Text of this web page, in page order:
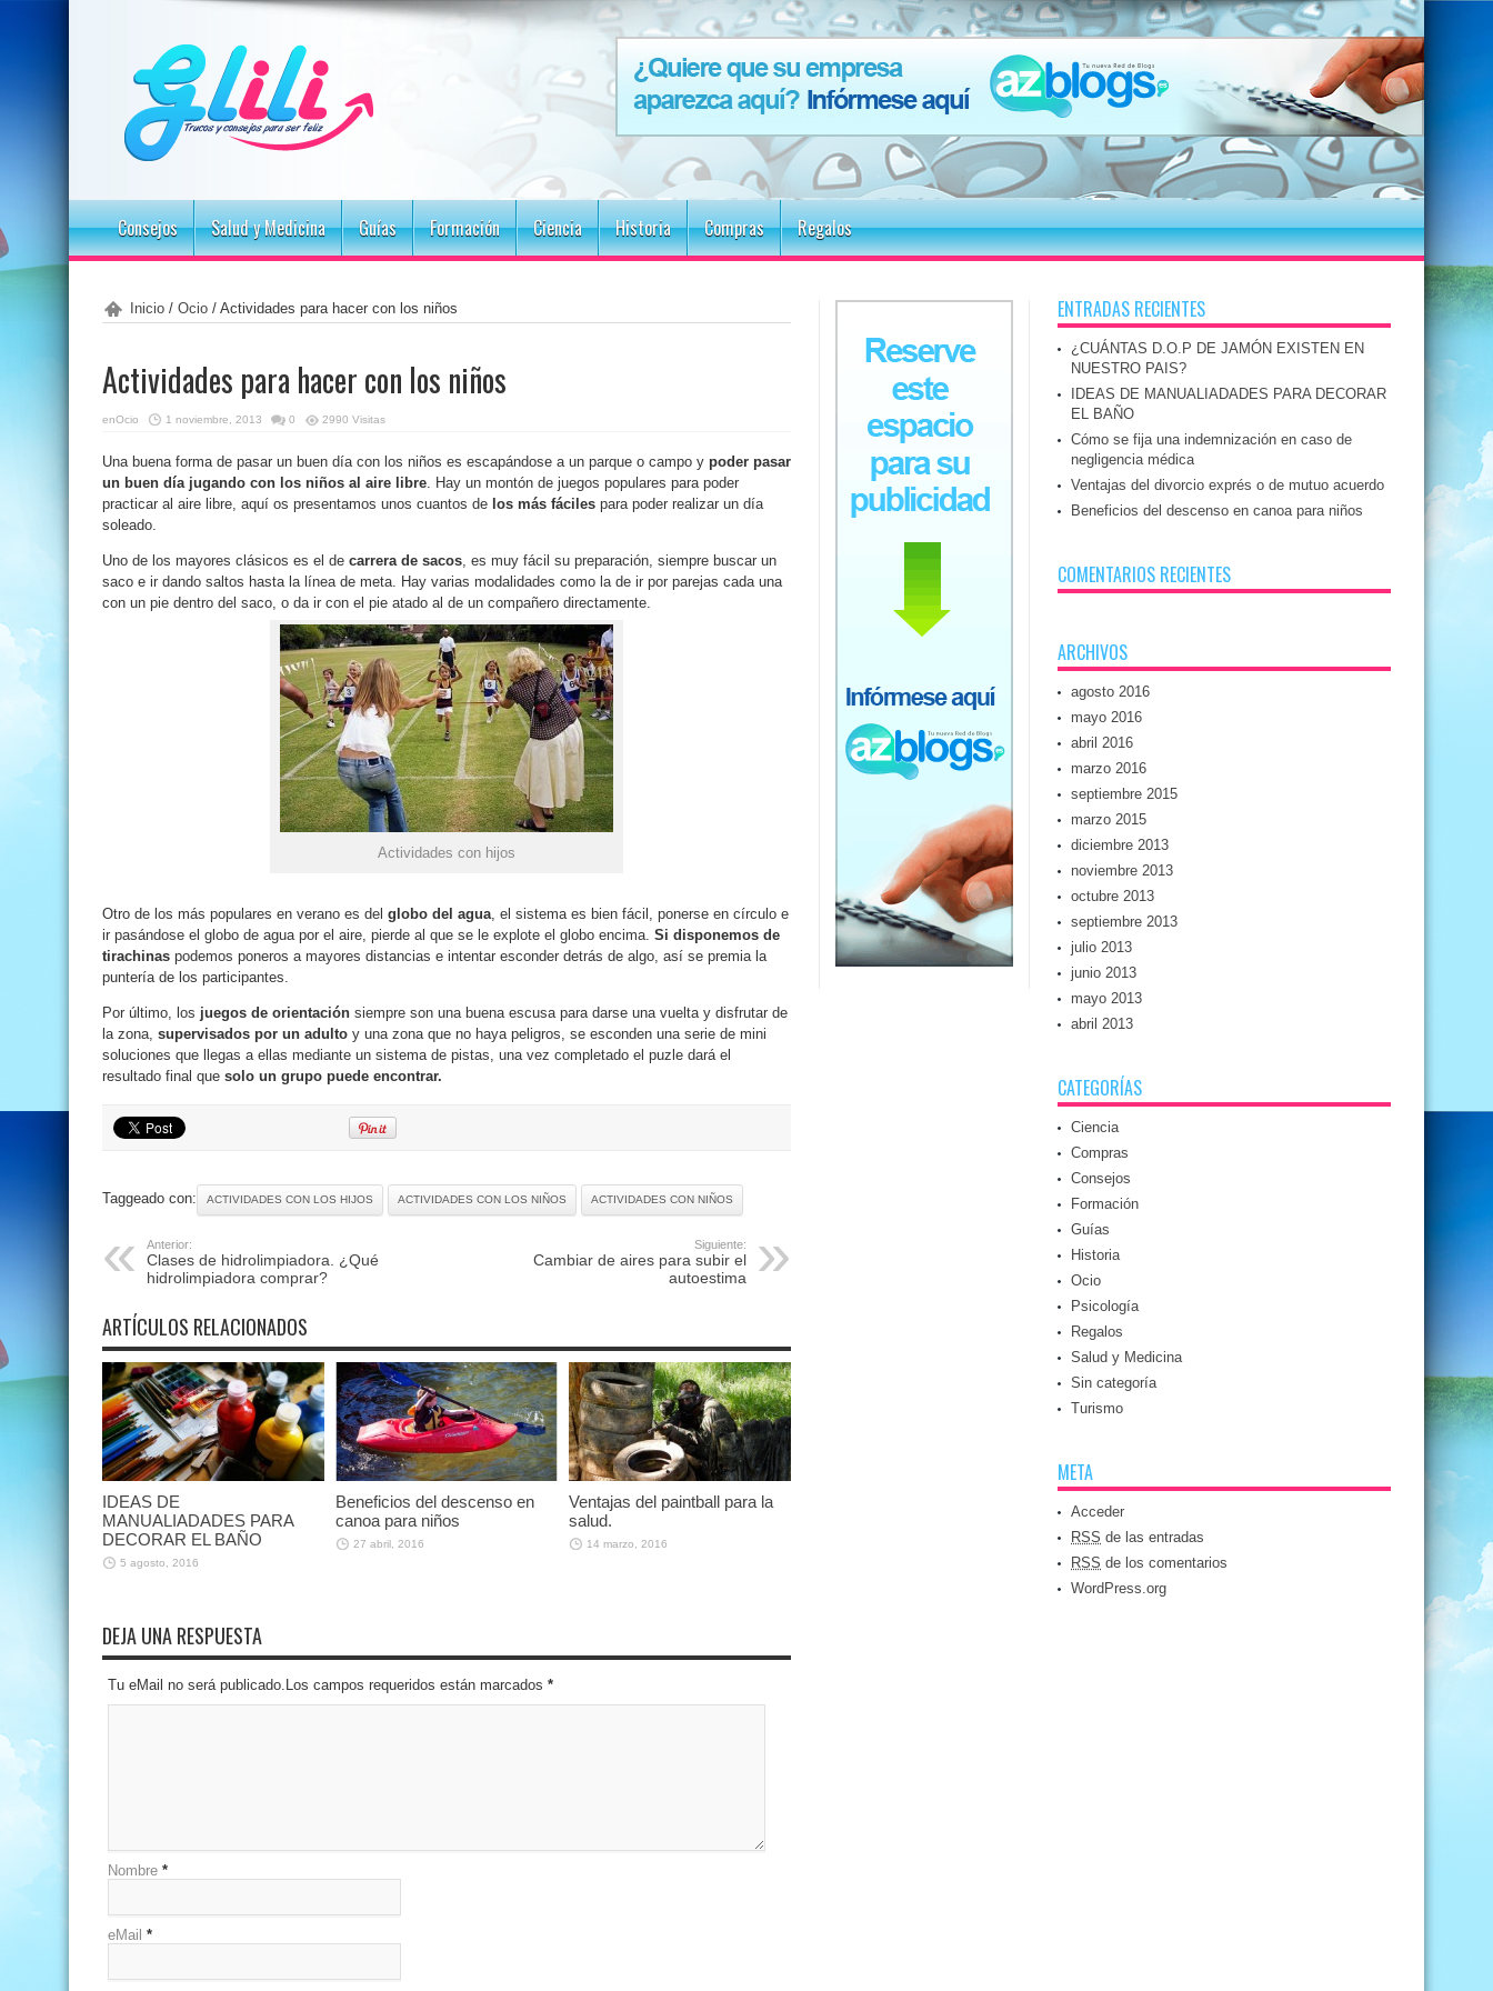
Consejos Salud y Medicina Guías Formación Ciencia Historia Compras Regalos
Inicio / Ocio / Actividades para hacer con los niños
Actividades para hacer con los niños
enOcio 1 noviembre, 2013 0 2990 Visitas
Una buena forma de pasar un buen día con los niños es escapándose a un parque o campo y poder pasar
un buen día jugando con los niños al aire libre . Hay un montón de juegos populares para poder
practicar al aire libre, aquí os presentamos unos cuantos de los más fáciles para poder realizar un día
soleado.
Uno de los mayores clásicos es el de carrera de sacos , es muy fácil su preparación, siempre buscar un
saco e ir dando saltos hasta la línea de meta. Hay varias modalidades como la de ir por parejas cada una
con un pie dentro del saco, o da ir con el pie atado al de un compañero directamente.
Actividades con hijos
Otro de los más populares en verano es del globo del agua , el sistema es bien fácil, ponerse en círculo e
ir pasándose el globo de agua por el aire, pierde al que se le explote el globo encima. Si disponemos de
tirachinas podemos poneros a mayores distancias e intentar esconder detrás de algo, así se premia la
puntería de los participantes.
Por último, los juegos de orientación siempre son una buena escusa para darse una vuelta y disfrutar de
la zona, supervisados por un adulto y una zona que no haya peligros, se esconden una serie de mini
soluciones que llegas a ellas mediante un sistema de pistas, una vez completado el puzle dará el
resultado final que solo un grupo puede encontrar.
Taggeado con: ACTIVIDADES CON LOS HIJOS ACTIVIDADES CON LOS NIÑOS ACTIVIDADES CON NIÑOS
Anterior:
Clases de hidrolimpiadora. ¿Qué
hidrolimpiadora comprar?
Siguiente:
Cambiar de aires para subir el
autoestima
ARTÍCULOS RELACIONADOS
IDEAS DE
MANUALIADADES PARA
DECORAR EL BAÑO
5 agosto, 2016
Beneficios del descenso en
canoa para niños
27 abril, 2016
Ventajas del paintball para la
salud.
14 marzo, 2016
DEJA UNA RESPUESTA
Tu eMail no será publicado.Los campos requeridos están marcados *
Nombre *
eMail *
ENTRADAS RECIENTES
¿CUÁNTAS D.O.P DE JAMÓN EXISTEN EN
NUESTRO PAIS?
IDEAS DE MANUALIADADES PARA DECORAR
EL BAÑO
Cómo se fija una indemnización en caso de
negligencia médica
Ventajas del divorcio exprés o de mutuo acuerdo
Beneficios del descenso en canoa para niños
COMENTARIOS RECIENTES
ARCHIVOS
agosto 2016
mayo 2016
abril 2016
marzo 2016
septiembre 2015
marzo 2015
diciembre 2013
noviembre 2013
octubre 2013
septiembre 2013
julio 2013
junio 2013
mayo 2013
abril 2013
CATEGORÍAS
Ciencia
Compras
Consejos
Formación
Guías
Historia
Ocio
Psicología
Regalos
Salud y Medicina
Sin categoría
Turismo
META
Acceder
RSS de las entradas
RSS de los comentarios
WordPress.org